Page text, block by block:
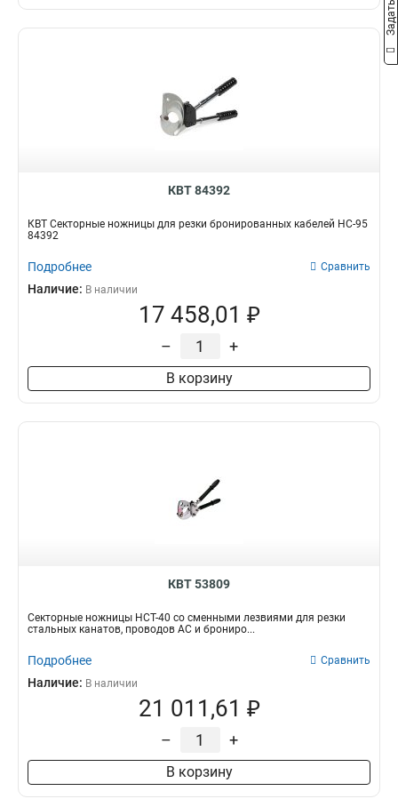
КВТ 84392
КВТ Секторные ножницы для резки бронированных кабелей НС-95
84392
Подробнее Сравнить
Наличие: В наличии
17 458,01 ₽
– +
В корзину
КВТ 53809
Секторные ножницы НСТ-40 со сменными лезвиями для резки
стальных канатов, проводов АС и брониро...
Подробнее Сравнить
Наличие: В наличии
21 011,61 ₽
– +
В корзину